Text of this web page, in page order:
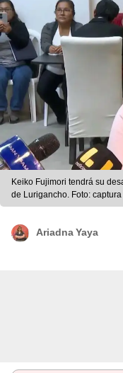
Keiko Fujimori tendrá su
de Lurigancho. Foto:
Ariadna Yaya